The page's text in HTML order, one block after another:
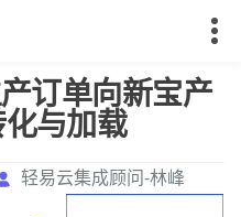
订单向新宝产
与加载
轻易云集成顾问-林峰